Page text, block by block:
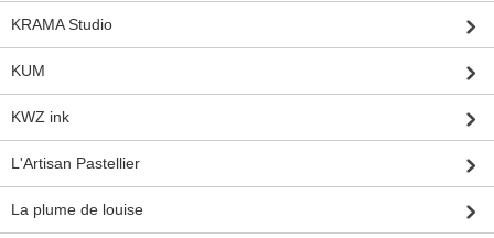
KRAMA Studio
KUM
KWZ ink
L'Artisan Pastellier
La plume de louise